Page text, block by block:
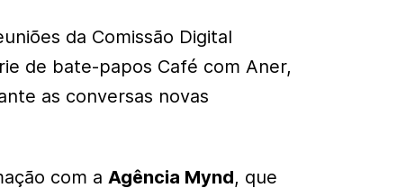
da Comissão Digital
de bate-papos Café com Aner,
as conversas novas
com aAgência Mynd, que